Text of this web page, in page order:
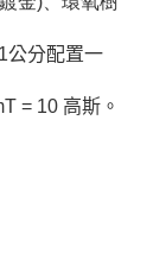
公分配置一
= 10 高斯。